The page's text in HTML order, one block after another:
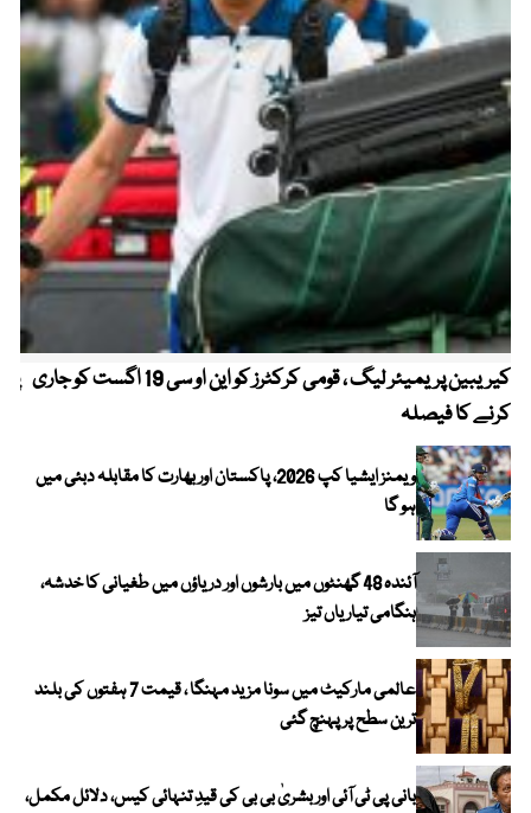
کیریبین پریمیئر لیگ ، قومی کرکٹرز کو این او سی 19 اگست کو جاری
کرنے کا فیصلہ
ویمنز ایشیا کپ 2026، پاکستان اور بھارت کا مقابلہ دبئی میں
ہو گا
آئندہ 48 گھنٹوں میں بارشوں اور دریاؤں میں طغیانی کا خدشہ،
ہنگامی تیاریاں تیز
عالمی مارکیٹ میں سونا مزید مہنگا ، قیمت 7 ہفتوں کی بلند
ترین سطح پر پہنچ گئی
بانی پی ٹی آئی اور بشریٰ بی بی کی قیدِ تنہائی کیس، دلائل مکمل،